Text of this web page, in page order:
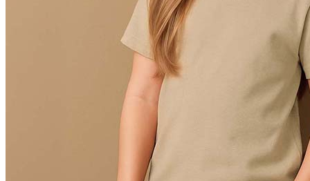
Blue Midnight Dip (BMD)
Light Grey Melange (LGM)